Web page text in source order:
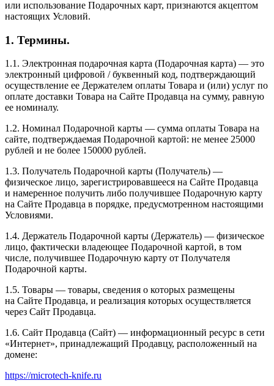
или использование Подарочных карт, признаются акцептом
настоящих Условий.
1. Термины.
1.1. Электронная подарочная карта (Подарочная карта) — это
электронный цифровой / буквенный код, подтверждающий
осуществление ее Держателем оплаты Товара и (или) услуг по
оплате доставки Товара на Сайте Продавца на сумму, равную
ее номиналу.
1.2. Номинал Подарочной карты — сумма оплаты Товара на
сайте, подтверждаемая Подарочной картой: не менее 25000
рублей и не более 150000 рублей.
1.3. Получатель Подарочной карты (Получатель) —
физическое лицо, зарегистрировавшееся на Сайте Продавца
и намеренное получить либо получившее Подарочную карту
на Сайте Продавца в порядке, предусмотренном настоящими
Условиями.
1.4. Держатель Подарочной карты (Держатель) — физическое
лицо, фактически владеющее Подарочной картой, в том
числе, получившее Подарочную карту от Получателя
Подарочной карты.
1.5. Товары — товары, сведения о которых размещены
на Сайте Продавца, и реализация которых осуществляется
через Сайт Продавца.
1.6. Сайт Продавца (Сайт) — информационный ресурс в сети
«Интернет», принадлежащий Продавцу, расположенный на
домене:
https://microtech-knife.ru